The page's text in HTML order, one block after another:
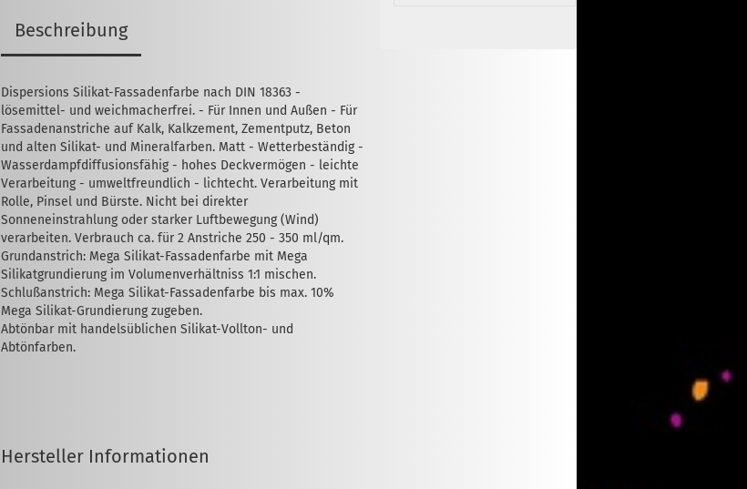
Beschreibung
Dispersions Silikat-Fassadenfarbe nach DIN 18363 -
lösemittel- und weichmacherfrei. - Für Innen und Außen - Für
Fassadenanstriche auf Kalk, Kalkzement, Zementputz, Beton
und alten Silikat- und Mineralfarben. Matt - Wetterbeständig -
Wasserdampfdiffusionsfähig - hohes Deckvermögen - leichte
Verarbeitung - umweltfreundlich - lichtecht. Verarbeitung mit
Rolle, Pinsel und Bürste. Nicht bei direkter
Sonneneinstrahlung oder starker Luftbewegung (Wind)
verarbeiten. Verbrauch ca. für 2 Anstriche 250 - 350 ml/qm.
Grundanstrich: Mega Silikat-Fassadenfarbe mit Mega
Silikatgrundierung im Volumenverhältniss 1:1 mischen.
Schlußanstrich: Mega Silikat-Fassadenfarbe bis max. 10%
Mega Silikat-Grundierung zugeben.
Abtönbar mit handelsüblichen Silikat-Vollton- und
Abtönfarben.
Hersteller Informationen